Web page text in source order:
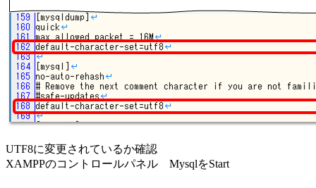
UTF8に変更されているか確認
XAMPPのコントロールパネル MysqlをStart